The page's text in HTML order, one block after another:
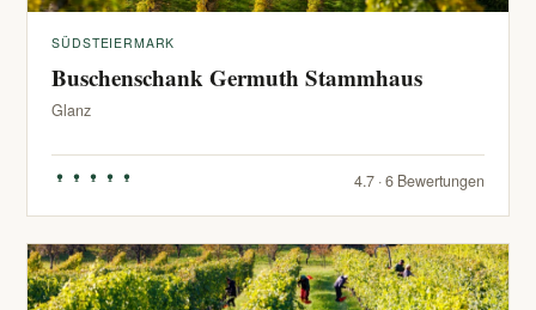
SÜDSTEIERMARK
Buschenschank Germuth Stammhaus
Glanz
4.7 · 6 Bewertungen